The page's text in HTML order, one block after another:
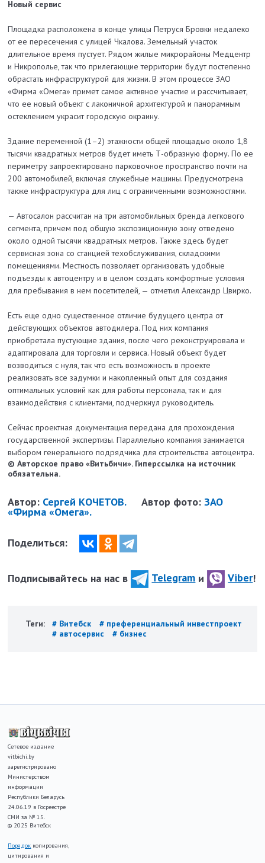
Новый сервис
Площадка расположена в конце улицы Петруся Бровки недалеко
от ее пересечения с улицей Чкалова. Земельный участок
длительное время пустует. Рядом жилые микрорайоны Медцентр
и Никрополье, так что прилегающие территории будут постепенно
обрастать инфраструктурой для жизни. В этом процессе ЗАО
«Фирма «Омега» примет самое активное участие и рассчитывает,
что ее новый объект с лаконичной архитектурой и панорамным
остеклением украсит городскую окраину.
Здание переменной (1–2) этажности общей площадью около 1,8
тысячи квадратных метров будет иметь Т-образную форму. По ее
периметру запроектировано парковочное пространство почти на
200 автомобилей, включая служебные машины. Предусмотрена
также инфраструктура для лиц с ограниченными возможностями.
— Автосалон рассчитан на три автомобильных бренда легкового
сегмента, причем под общую экспозиционную зону отведено
около одной тысячи квадратных метров. Также здесь будет
сервисная зона со станцией техобслуживания, складскими
помещениями. Местность позволяет организовать удобные
подъезды к автоцентру и в целом создать комфортные условия
для пребывания в нем посетителей, — отметил Александр Цвирко.
Есть еще одно существенное отличие будущего центра от
действующих объектов автодилера. Под них компания
приобретала пустующие здания, после чего реконструировала и
адаптировала для торговли и сервиса. Новый объект будет
возводиться с нуля, так что есть возможность в проекте
реализовать все задумки и накопленный опыт для создания
оптимальных условий как для работы персонала, так и для
взаимодействия с клиентами, подчеркнул руководитель.
Сейчас проектная документация передана для прохождения
государственной экспертизы. Параллельно компания занимается
выбором генерального подрядчика для строительства автоцентра.
© Авторское право «Витьбичи». Гиперссылка на источник
обязательна.
Автор: Сергей КОЧЕТОВ. Автор фото: ЗАО
«Фирма «Омега».
Поделиться:
Подписывайтесь на нас в Telegram и Viber!
Теги: # Витебск
# преференциальный инвестпроект
# автосервис
# бизнес
Сетевое издание
vitbichi.by
зарегистрировано
Министерством
информации
Республики Беларусь
24.06.19 в Госреестре
СМИ за № 15.
© 2025 Витебск
Порядок копирования,
цитирования и